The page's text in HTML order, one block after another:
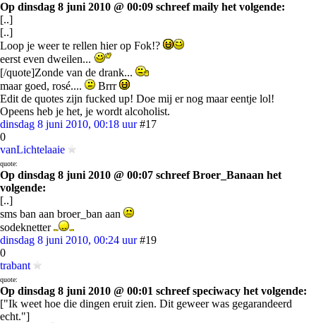
Op dinsdag 8 juni 2010 @ 00:09 schreef maily het volgende:
[..]
[..]
Loop je weer te rellen hier op Fok!?
eerst even dweilen...
[/quote]Zonde van de drank...
maar goed, rosé....
Brrr
Edit de quotes zijn fucked up! Doe mij er nog maar eentje lol!
Opeens heb je het, je wordt alcoholist.
dinsdag 8 juni 2010, 00:18 uur #17
0
vanLichtelaaie
quote:
Op dinsdag 8 juni 2010 @ 00:07 schreef Broer_Banaan het
volgende:
[..]
sms ban aan broer_ban aan
sodeknetter
dinsdag 8 juni 2010, 00:24 uur #19
0
trabant
quote:
Op dinsdag 8 juni 2010 @ 00:01 schreef speciwacy het volgende:
["Ik weet hoe die dingen eruit zien. Dit geweer was gegarandeerd
echt."]